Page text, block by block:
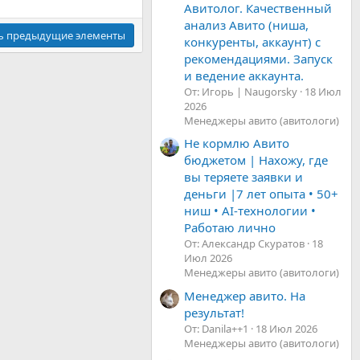
предыдущие элементы
Авитолог. Качественный
анализ Авито (ниша,
конкуренты, аккаунт) с
рекомендациями. Запуск
и ведение аккаунта.
От: Игорь | Naugorsky 18 Июл
2026
Менеджеры авито (авитологи)
Не кормлю Авито
бюджетом | Нахожу, где
вы теряете заявки и
деньги |7 лет опыта • 50+
ниш • AI-технологии •
Работаю лично
От: Александр Скуратов 18
Июл 2026
Менеджеры авито (авитологи)
Менеджер авито. На
результат!
От: Danila++1
18 Июл 2026
Менеджеры авито (авитологи)